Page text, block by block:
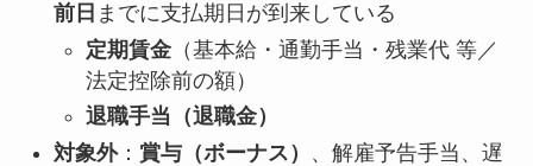
前日 までに支払期日が到来している
定期賃金（基本給・通勤手当・残業代 等／
法定控除前の額）
退職手当（退職金）
対象外： 賞与（ボーナス）
、解雇予告手当、遅